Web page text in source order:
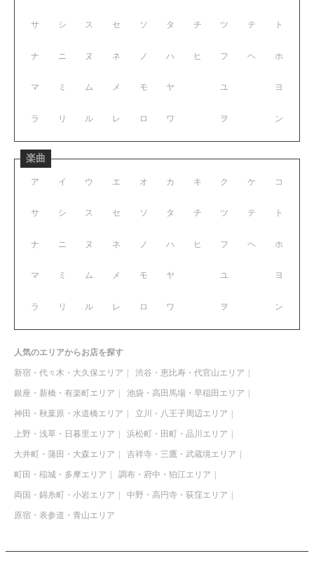
サ シ ス セ ソ
ナ ニ ヌ ネ ノ
マ ミ ム メ モ
ラ リ ル レ ロ
タ チ ツ テ ト
ハ ヒ フ ヘ ホ
ヤ ユ ヨ
ワ ヲ ン
楽曲
ア イ ウ エ オ
サ シ ス セ ソ
ナ ニ ヌ ネ ノ
マ ミ ム メ モ
ラ リ ル レ ロ
カ キ ク ケ コ
タ チ ツ テ ト
ハ ヒ フ ヘ ホ
ヤ ユ ヨ
ワ ヲ ン
人気のエリアからお店を探す
新宿・代々木・大久保エリア 渋谷・恵比寿・代官山エリア
銀座・新橋・有楽町エリア 池袋・高田馬場・早稲田エリア
神田・秋葉原・水道橋エリア 立川・八王子周辺エリア
上野・浅草・日暮里エリア 浜松町・田町・品川エリア
大井町・蒲田・大森エリア 吉祥寺・三鷹・武蔵境エリア
町田・稲城・多摩エリア 調布・府中・狛江エリア
両国・錦糸町・小岩エリア 中野・高円寺・荻窪エリア
原宿・表参道・青山エリア